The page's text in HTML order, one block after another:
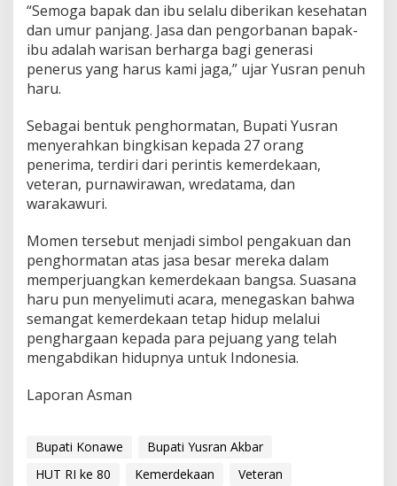
n
d
a
n
P
i
n
t
i
s
e
r
d
e
k
a
a
n
“Semoga bapak dan ibu selalu diberikan kesehatan
dan umur panjang. Jasa dan pengorbanan bapak-
ibu adalah warisan berharga bagi generasi
penerus yang harus kami jaga,” ujar Yusran penuh
haru.
Sebagai bentuk penghormatan, Bupati Yusran
menyerahkan bingkisan kepada 27 orang
penerima, terdiri dari perintis kemerdekaan,
veteran, purnawirawan, wredatama, dan
warakawuri.
Momen tersebut menjadi simbol pengakuan dan
penghormatan atas jasa besar mereka dalam
memperjuangkan kemerdekaan bangsa. Suasana
haru pun menyelimuti acara, menegaskan bahwa
semangat kemerdekaan tetap hidup melalui
penghargaan kepada para pejuang yang telah
mengabdikan hidupnya untuk Indonesia.
Laporan Asman
Bupati Konawe
Bupati Yusran Akbar
HUT RI ke 80
Kemerdekaan Veteran